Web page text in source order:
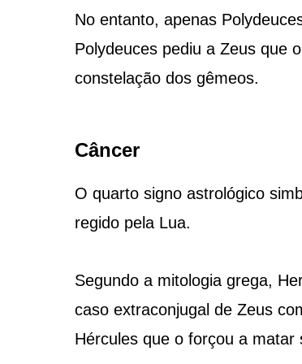
No entanto, apenas
Polydeuces pediu a Zeus que
constelação dos gêmeos.
Câncer
O quarto signo astrológico
regido pela Lua.
Segundo a mitologia grega,
caso extraconjugal de Zeus
Hércules que o forçou a matar